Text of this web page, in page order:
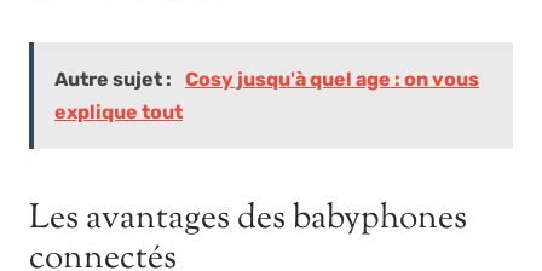
Autre sujet :
Cosy jusqu'à quel age : on vous
explique tout
Les avantages des babyphones
connectés